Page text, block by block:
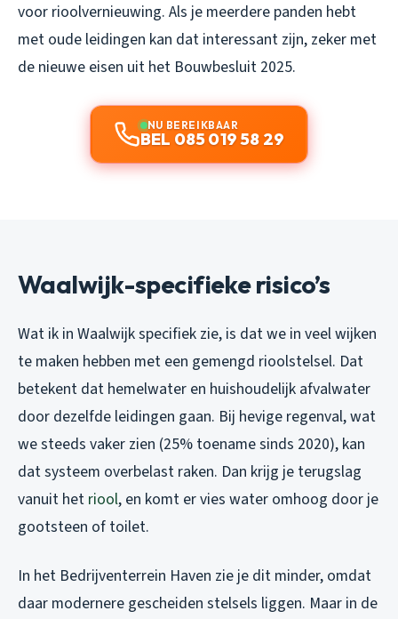
voor rioolvernieuwing. Als je meerdere panden hebt
met oude leidingen kan dat interessant zijn, zeker met
de nieuwe eisen uit het Bouwbesluit 2025.
NU BEREIKBAAR
BEL 085 019 58 29
Waalwijk-specifieke risico’s
Wat ik in Waalwijk specifiek zie, is dat we in veel wijken
te maken hebben met een gemengd rioolstelsel. Dat
betekent dat hemelwater en huishoudelijk afvalwater
door dezelfde leidingen gaan. Bij hevige regenval, wat
we steeds vaker zien (25% toename sinds 2020), kan
dat systeem overbelast raken. Dan krijg je terugslag
vanuit het riool, en komt er vies water omhoog door je
gootsteen of toilet.
In het Bedrijventerrein Haven zie je dit minder, omdat
daar modernere gescheiden stelsels liggen. Maar in de